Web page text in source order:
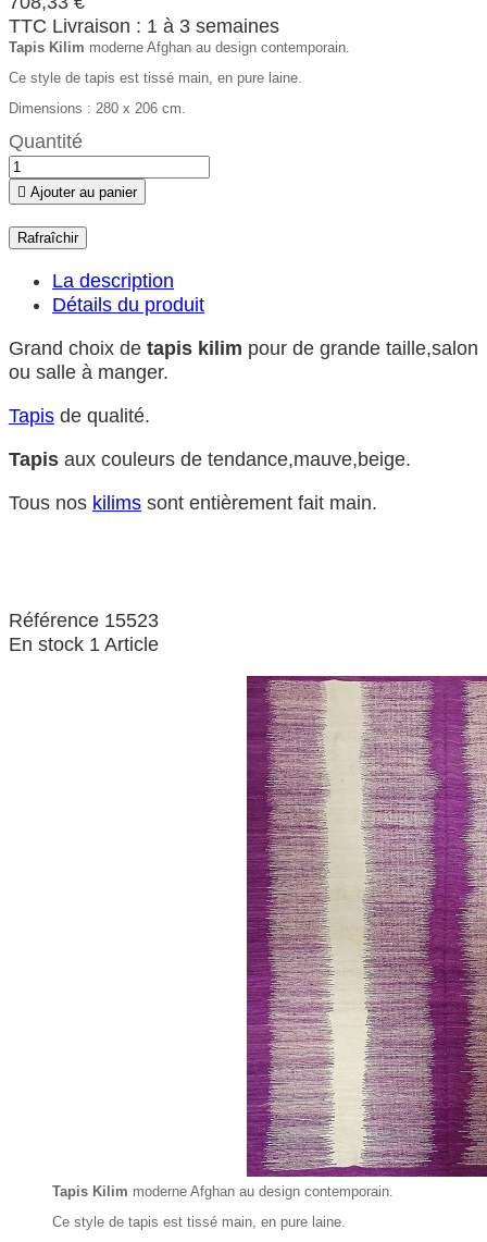
TTC Livraison : 1 à 3 semaines
Tapis Kilim moderne Afghan au design contemporain.
Ce style de tapis est tissé main, en pure laine.
Dimensions : 280 x 206 cm.
Quantité
 Ajouter au panier
La description
Détails du produit
Grand choix de tapis kilim pour de grande taille,salon
ou salle à manger.
Tapis de qualité.
Tapis aux couleurs de tendance,mauve,beige.
Tous nos kilims sont entièrement fait main.
Référence 15523
En stock 1 Article
Tapis Kilim moderne Afghan au design contemporain.
Ce style de tapis est tissé main, en pure laine.